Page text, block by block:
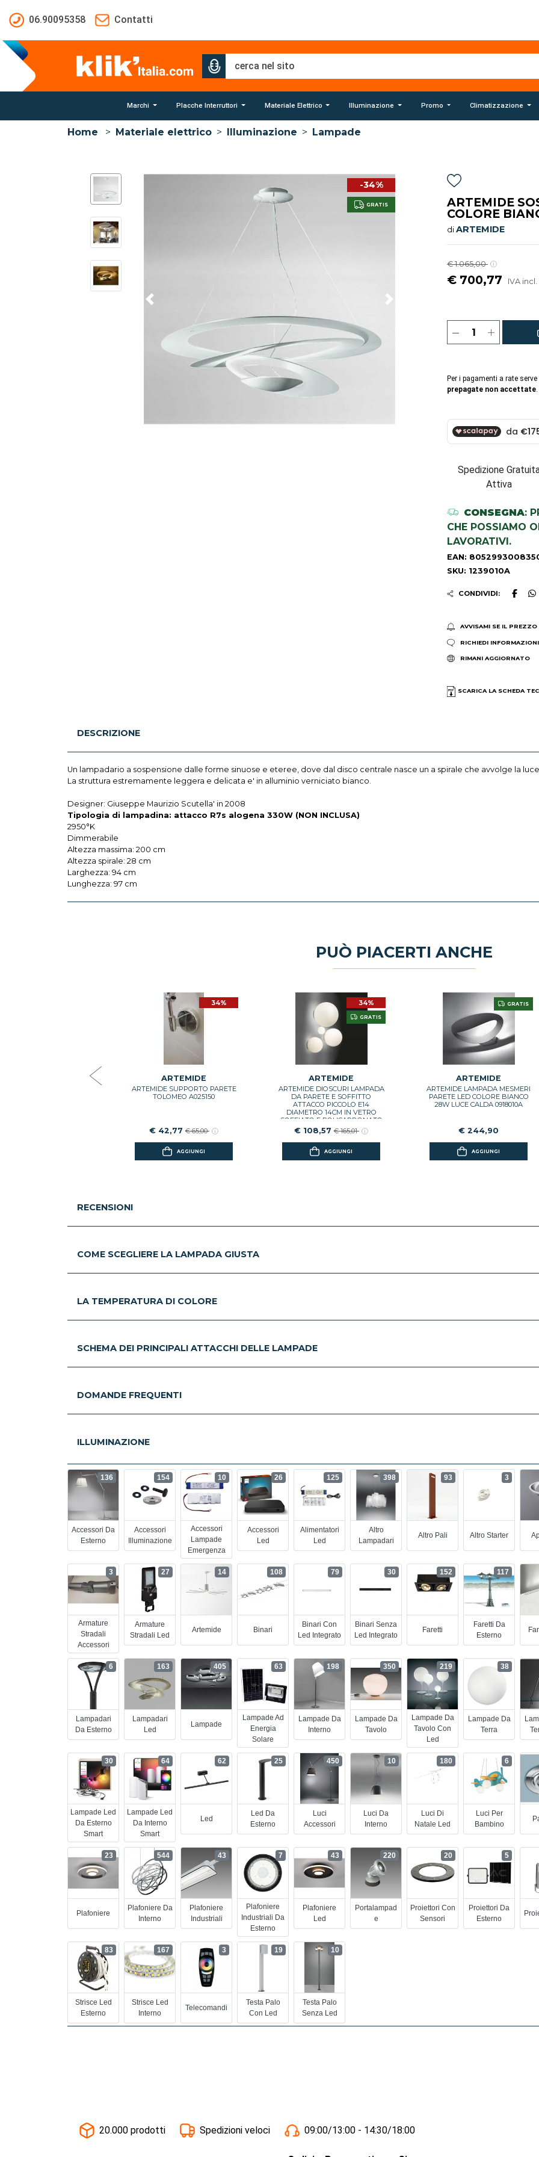
06.90095358
Contatti
Marchi Placche Interruttori Materiale Elettrico Illuminazione Promo Climatizzazione
Home > Materiale elettrico > Illuminazione > Lampade
-34%
GRATIS ARTEMIDE
COLORE
di ARTEMIDE
€ 1.065,00
€ 700,77 IVA incl.
Per i pagamenti a rate serve
prepagate non accettate.
Spedizione
Attiva
CONSEGNA:
CHE POSSIAMO
LAVORATIVI.
EAN:
SKU: 1239010A
CONDIVIDI:
AVVISAMI SE IL PREZZO
RICHIEDI INFORMAZIONI
RIMANI AGGIORNATO
SCARICA LA SCHEDA
DESCRIZIONE
Un lampadario a sospensione dalle forme sinuose e eteree, dove dal disco centrale nasce un a spirale che avvolge la
La struttura estremamente leggera e delicata e' in alluminio verniciato bianco.
Designer: Giuseppe Maurizio Scutella' in 2008
Tipologia di lampadina: attacco R7s alogena 330W (NON INCLUSA)
2950°K
Dimmerabile
Altezza massima: 200 cm
Altezza spirale: 28 cm
Larghezza: 94 cm
Lunghezza: 97 cm
PUÒ PIACERTI ANCHE
34%
ARTEMIDE
ARTEMIDE SUPPORTO PARETE
TOLOMEO A025150
€ 42,77 € 65,00
AGGIUNGI
34%
GRATIS
ARTEMIDE
ARTEMIDE DIOSCURI LAMPADA
DA PARETE E SOFFITTO
ATTACCO PICCOLO E14
DIAMETRO 14CM IN VETRO
SOFFIATO E POLICARBONATO
COLORE BIANCO 1039110A
€ 108,57 € 165,01
AGGIUNGI
GRATIS
ARTEMIDE
ARTEMIDE LAMPADA MESMERI
PARETE LED COLORE BIANCO
28W LUCE CALDA 0918010A
€ 244,90
AGGIUNGI
RECENSIONI
COME SCEGLIERE LA LAMPADA GIUSTA
LA TEMPERATURA DI COLORE
SCHEMA DEI PRINCIPALI ATTACCHI DELLE LAMPADE
DOMANDE FREQUENTI
ILLUMINAZIONE
Accessori Da
Esterno
136
Accessori
Illuminazione
154
Accessori
Lampade
Emergenza
10
Accessori
Led
26
Alimentatori
Led
125
Altro
Lampadari
398
Altro Pali
93
Altro Starter
3
Armature
Stradali
Accessori
3
Armature
Stradali Led
27
Artemide
14
Binari
108
Binari Con
Led Integrato
79
Binari Senza
Led Integrato
30
Faretti
152
Faretti Da
Esterno
117
Lampadari
Da Esterno
6
Lampadari
Led
163
Lampade
405
Lampade Ad
Energia
Solare
63
Lampade Da
Interno
198
Lampade Da
Tavolo
350
Lampade Da
Tavolo Con
Led
219
Lampade Da
Terra
38
Lampade Led
Da Esterno
Smart
30
Lampade Led
Da Interno
Smart
64
Led
62
Led Da
Esterno
25
Luci
Accessori
450
Luci Da
Interno
10
Luci Di
Natale Led
180
Luci Per
Bambino
6
Plafoniere
23
Plafoniere Da
Interno
544
Plafoniere
Industriali
43
Plafoniere
Industriali Da
Esterno
7
Plafoniere
Led
43
Portalampad
E
220
Proiettori Con
Sensori
20
Proiettori Da
Esterno
5
Strisce Led
Esterno
83
Strisce Led
Interno
167
Telecomandi
3
Testa Palo
Con Led
19
Testa Palo
Senza Led
10
20.000 prodotti Spedizioni veloci 09:00/13:00 - 14:30/18:00